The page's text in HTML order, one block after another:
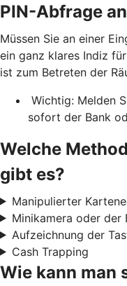
PIN-Abfrage
Müssen Sie an einer
ein ganz klares Indiz
ist zum Betreten der
Wichtig: Melden
sofort der Bank
Welche
gibt es?
Manipulierter
Minikamera oder der
Aufzeichnung der
Cash Trapping
Wie kann man